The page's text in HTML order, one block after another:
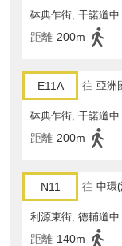
砵典乍街, 干諾道中
距離 200m
E11A 往 亞洲
砵典乍街, 干諾道中
距離 200m
N11 往 中環
利源東街, 德輔道中
距離 140m